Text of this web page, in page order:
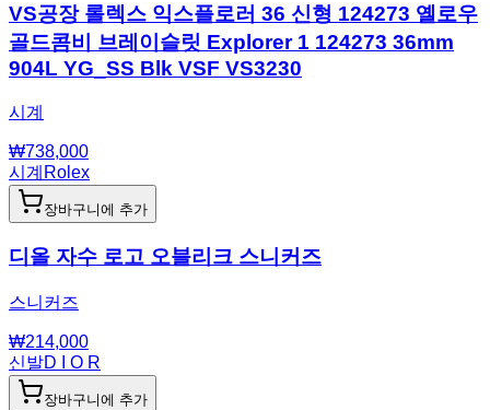
VS공장 롤렉스 익스플로러 36 신형 124273 옐로우
골드콤비 브레이슬릿 Explorer 1 124273 36mm
904L YG_SS Blk VSF VS3230
시계
₩738,000
시계 Rolex
장바구니에 추가
디올 자수 로고 오블리크 스니커즈
스니커즈
₩214,000
신발D I O R
장바구니에 추가